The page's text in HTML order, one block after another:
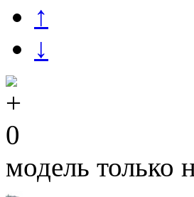
↑
↓
0
модель только